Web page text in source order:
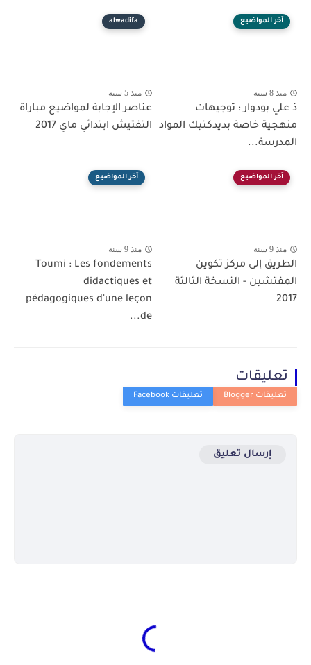
آخر المواضيع
منذ 8 سنة
ذ علي بودوار : توجيهات
منهجية خاصة بديدكتيك المواد
المدرسة...
alwadifa
منذ 5 سنة
عناصر الإجابة لمواضيع مباراة
التفتيش ابتدائي ماي 2017
آخر المواضيع
منذ 9 سنة
الطريق إلى مركز تكوين
المفتشين - النسخة الثالثة
2017
آخر المواضيع
منذ 9 سنة
Toumi : Les fondements
didactiques et
pédagogiques d'une leçon
de...
تعليقات
إرسال تعليق